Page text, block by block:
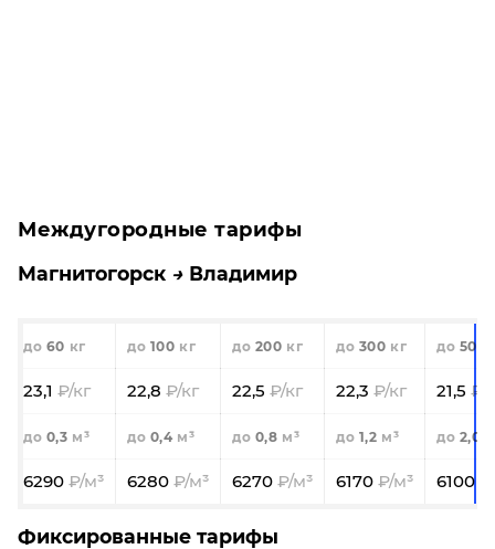
Междугородные тарифы
Магнитогорск Владимир
60 100 200 300 500
23,1 22,8 22,5 22,3 21,5
0,3 0,4 0,8 1,2 2,0
6290 6280 6270 6170 6100
Фиксированные тарифы